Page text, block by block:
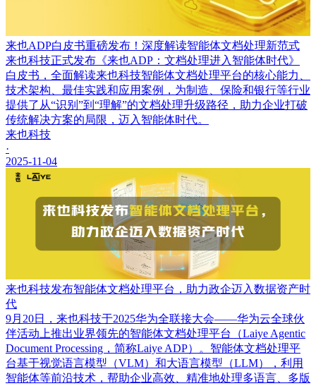
来也ADP白皮书重磅发布！深度解读智能体文档处理新范式
来也科技正式发布《来也ADP：文档处理进入智能体时代》
白皮书，全面解读来也科技智能体文档处理平台的核心能力、
技术架构、最佳实践和应用案例，为制造、保险和银行等行业
提供了从“识别”到“理解”的文档处理升级路径，助力企业打破
传统解决方案的局限，迈入智能体时代。
来也科技
·
2025-11-04
来也科技发布智能体文档处理平台，助力政企迈入数据资产时
代
9月20日，来也科技于2025华为全联接大会——华为云全球伙
伴活动上推出业界领先的智能体文档处理平台（Laiye Agentic
Document Processing，简称Laiye ADP）。智能体文档处理平
台基于视觉语言模型（VLM）和大语言模型（LLM），利用
智能体等前沿技术，帮助企业高效、精准地处理多语言、多版